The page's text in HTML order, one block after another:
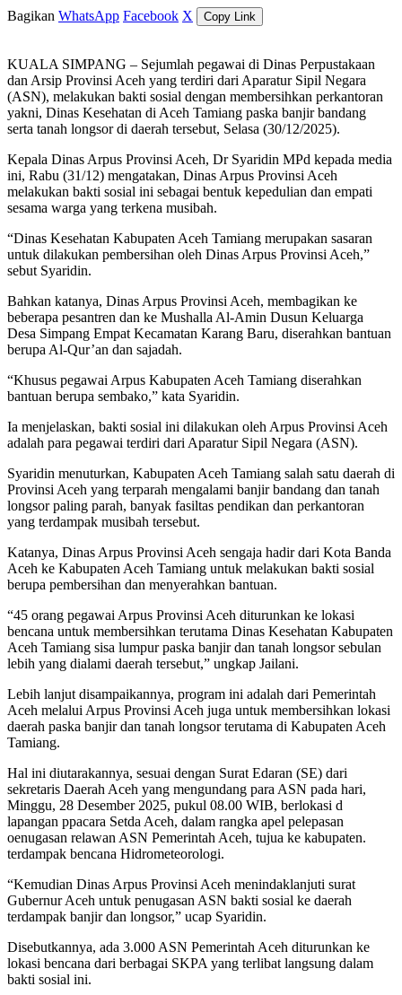
Bagikan WhatsApp Facebook X Copy Link
KUALA SIMPANG – Sejumlah pegawai di Dinas Perpustakaan
dan Arsip Provinsi Aceh yang terdiri dari Aparatur Sipil Negara
(ASN), melakukan bakti sosial dengan membersihkan perkantoran
yakni, Dinas Kesehatan di Aceh Tamiang paska banjir bandang
serta tanah longsor di daerah tersebut, Selasa (30/12/2025).
Kepala Dinas Arpus Provinsi Aceh, Dr Syaridin MPd kepada media
ini, Rabu (31/12) mengatakan, Dinas Arpus Provinsi Aceh
melakukan bakti sosial ini sebagai bentuk kepedulian dan empati
sesama warga yang terkena musibah.
“Dinas Kesehatan Kabupaten Aceh Tamiang merupakan sasaran
untuk dilakukan pembersihan oleh Dinas Arpus Provinsi Aceh,”
sebut Syaridin.
Bahkan katanya, Dinas Arpus Provinsi Aceh, membagikan ke
beberapa pesantren dan ke Mushalla Al-Amin Dusun Keluarga
Desa Simpang Empat Kecamatan Karang Baru, diserahkan bantuan
berupa Al-Qur’an dan sajadah.
“Khusus pegawai Arpus Kabupaten Aceh Tamiang diserahkan
bantuan berupa sembako,” kata Syaridin.
Ia menjelaskan, bakti sosial ini dilakukan oleh Arpus Provinsi Aceh
adalah para pegawai terdiri dari Aparatur Sipil Negara (ASN).
Syaridin menuturkan, Kabupaten Aceh Tamiang salah satu daerah di
Provinsi Aceh yang terparah mengalami banjir bandang dan tanah
longsor paling parah, banyak fasiltas pendikan dan perkantoran
yang terdampak musibah tersebut.
Katanya, Dinas Arpus Provinsi Aceh sengaja hadir dari Kota Banda
Aceh ke Kabupaten Aceh Tamiang untuk melakukan bakti sosial
berupa pembersihan dan menyerahkan bantuan.
“45 orang pegawai Arpus Provinsi Aceh diturunkan ke lokasi
bencana untuk membersihkan terutama Dinas Kesehatan Kabupaten
Aceh Tamiang sisa lumpur paska banjir dan tanah longsor sebulan
lebih yang dialami daerah tersebut,” ungkap Jailani.
Lebih lanjut disampaikannya, program ini adalah dari Pemerintah
Aceh melalui Arpus Provinsi Aceh juga untuk membersihkan lokasi
daerah paska banjir dan tanah longsor terutama di Kabupaten Aceh
Tamiang.
Hal ini diutarakannya, sesuai dengan Surat Edaran (SE) dari
sekretaris Daerah Aceh yang mengundang para ASN pada hari,
Minggu, 28 Desember 2025, pukul 08.00 WIB, berlokasi d
lapangan ppacara Setda Aceh, dalam rangka apel pelepasan
oenugasan relawan ASN Pemerintah Aceh, tujua ke kabupaten.
terdampak bencana Hidrometeorologi.
“Kemudian Dinas Arpus Provinsi Aceh menindaklanjuti surat
Gubernur Aceh untuk penugasan ASN bakti sosial ke daerah
terdampak banjir dan longsor,” ucap Syaridin.
Disebutkannya, ada 3.000 ASN Pemerintah Aceh diturunkan ke
lokasi bencana dari berbagai SKPA yang terlibat langsung dalam
bakti sosial ini.